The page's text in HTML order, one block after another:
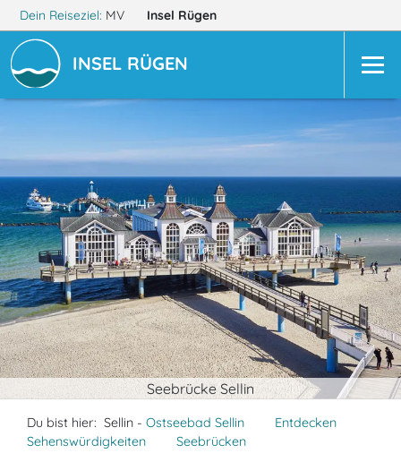
Dein Reiseziel: MV Insel Rügen
INSEL RÜGEN
Seebrücke Sellin
Du bist hier: Sellin - Ostseebad Sellin
Entdecken
Sehenswürdigkeiten
Seebrücken